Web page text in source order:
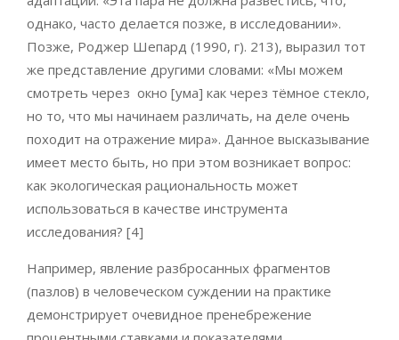
однако, часто делается позже, в исследовании».
Позже, Роджер Шепард (1990, г). 213), выразил тот
же представление другими словами: «Мы можем
смотреть через окно [ума] как через тёмное стекло,
но то, что мы начинаем различать, на деле очень
походит на отражение мира». Данное высказывание
имеет место быть, но при этом возникает вопрос:
как экологическая рациональность может
использоваться в качестве инструмента
исследования? [4]
Например, явление разбросанных фрагментов
(пазлов) в человеческом суждении на практике
демонстрирует очевидное пренебрежение